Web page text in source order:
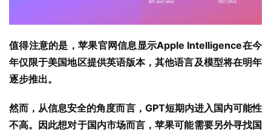
值得注意的是，苹果官网信息显示Apple Intelligence在今
年仅限于美国地区提供英语版本，其他语言及模型将在明年
逐步推出。
然而，从信息安全的角度而言，GPT短期内进入国内可能性
不高。因此想对于国内市场而言，苹果可能需要另外寻找国